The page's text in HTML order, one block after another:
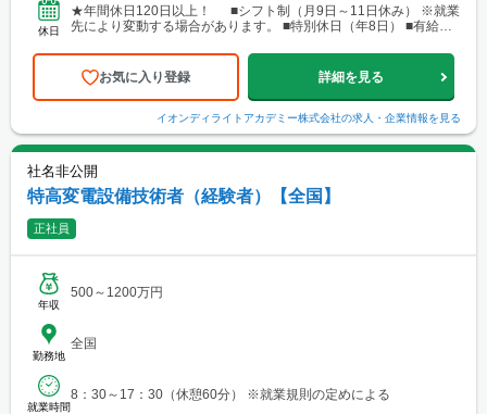
和泉・泉南 └神戸市・西宮・尼崎・姫路・加古川 └京都市・長岡
京・舞鶴・木津・木津川・城陽・京田辺・福知山・綾部・八幡 └
└奈良市・橿原・大和郡山 ■中四国 └広島市（安佐南区・南
区）・福山 └岡山・倉敷・津山
休日
★年間休日120日以上！ ■シフト制（月9日～11日休み） ※就業
先により変動する場合があります。 ■特別休日（年8日） ■有給休
お気に入り登録 詳細を見る
イオンディライトアカデミー株式会社の求人・企業情報を見る
社名非公開
特高変電設備技術者（経験者）【全国】
正社員
年収
500～1200万円
勤務地
全国
就業時間
8：30～17：30（休憩60分） ※就業規則の定めによる